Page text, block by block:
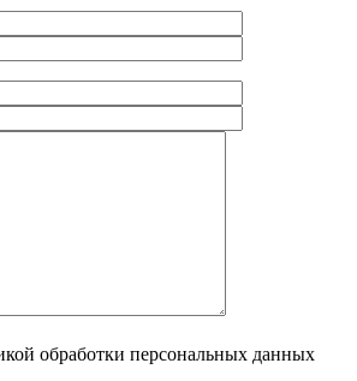
обработки персональных данных